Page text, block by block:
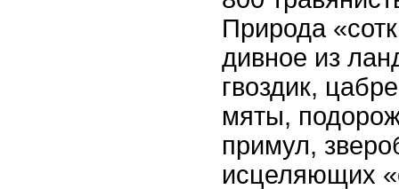
Природа
дивное из
гвоздик,
мяты,
примул,
исцеляющих